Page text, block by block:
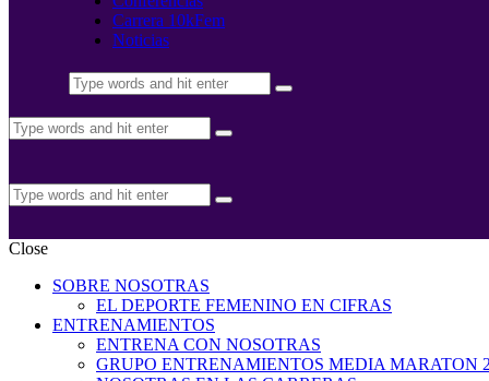
Carrera 10kFem
Noticias
Close
SOBRE NOSOTRAS
EL DEPORTE FEMENINO EN CIFRAS
ENTRENAMIENTOS
ENTRENA CON NOSOTRAS
GRUPO ENTRENAMIENTOS MEDIA MARATON